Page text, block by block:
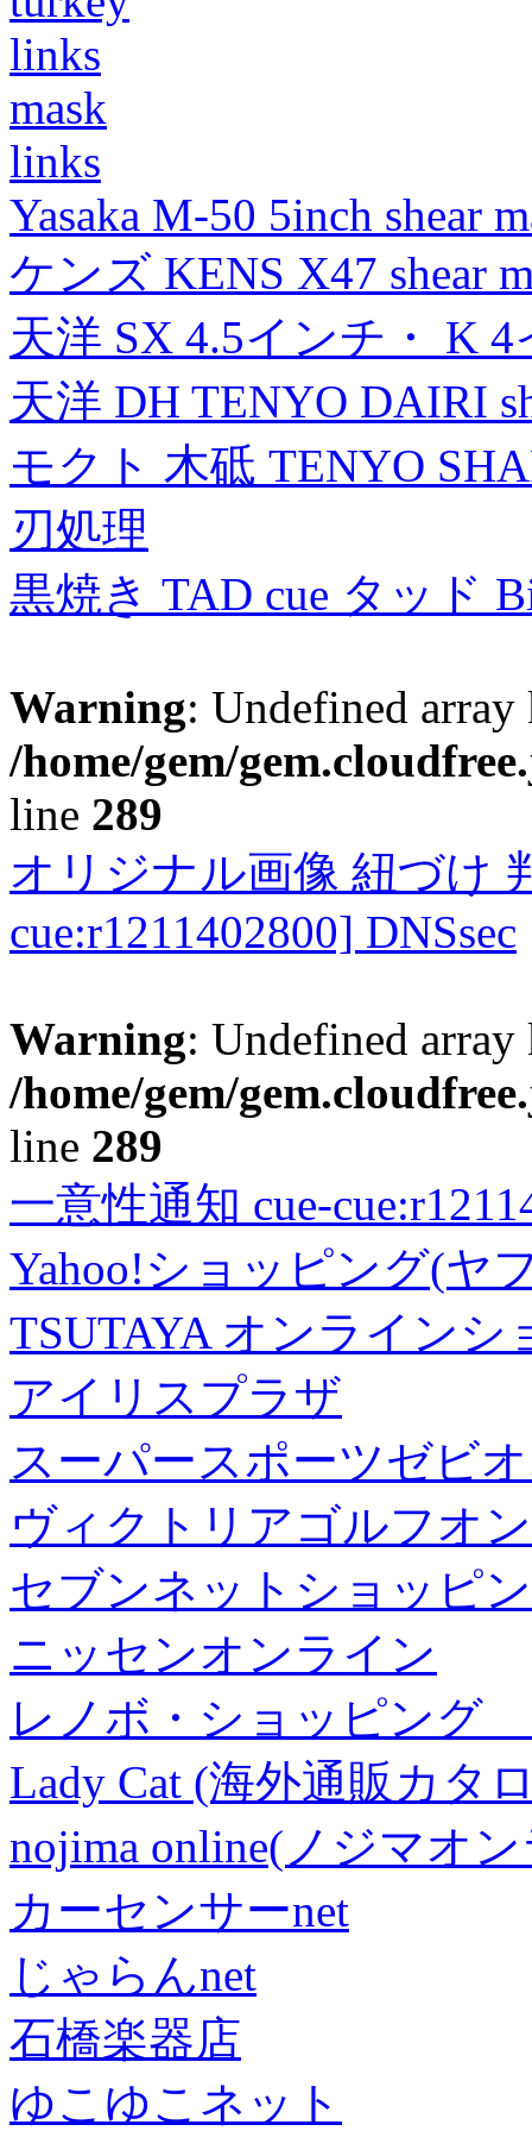
links
mask
links
Yasaka M-50 5inch shear
ケンズ KENS X47 shear
天洋 SX 4.5インチ・ K
天洋 DH TENYO DAIRI
モクト 木砥 TENYO
刃処理
黒焼き TAD cue タッド
Warning: Undefined
/home/gem/
line 289
オリジナル画像 紐づけ
cue:r1211402800] DNSsec
Warning: Undefined
/home/gem/
line 289
一意性通知 cue-
Yahoo!ショッピング(ヤ
TSUTAYA オンラインシ
アイリスプラザ
スーパースポーツゼビ
ヴィクトリアゴルフオ
セブンネットショッピ
ニッセンオンライン
レノボ・ショッピング
Lady Cat (海外通販カタ
nojima online(ノジマオ
カーセンサーnet
じゃらんnet
石橋楽器店
ゆこゆこネット